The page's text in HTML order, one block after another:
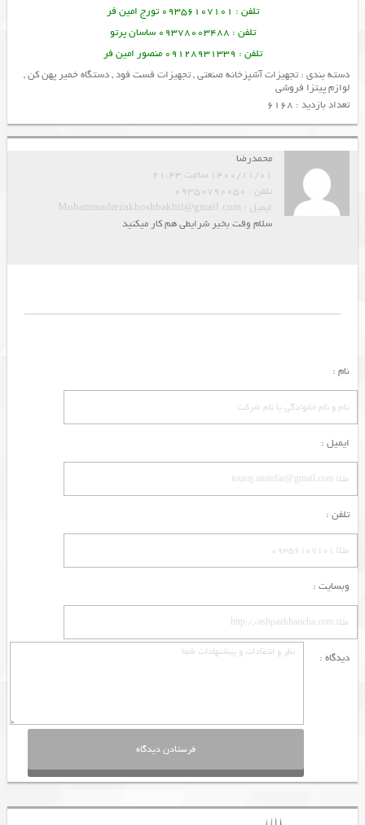
تلفن : 09356107101 تورج امین فر
تلفن : 09378003488 ساسان پرتو
تلفن : 09128931339 منصور امین فر
دسته بندی :تجهیزات آشپزخانه صنعتی,تجهیزات فست فود,دستگاه خمیر پهن کن,
لوازم پیتزا فروشی
تعداد بازدید : 6168
محمدرضا
1400/11/01 ساعت 21:43
تلفن : 09350790050
ایمیل : Mohammadrezakhoshbakhti@gmail.com
سلام وقت بخیر شرایطی هم کار میکنید
نام :
ایمیل :
تلفن :
وبسایت :
دیدگاه :